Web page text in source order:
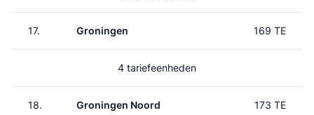
17. Groningen 169 TE
4 tariefeenheden
18. Groningen Noord 173 TE